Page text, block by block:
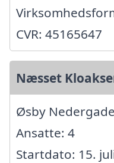
CVR: 45165647
Næsset
Øsby
Ansatte: 4
Startdato: 15.